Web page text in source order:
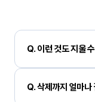
Q. 이런 것도 지울
악의적이라면 플랫폼,
Q. 삭제까지 얼마나